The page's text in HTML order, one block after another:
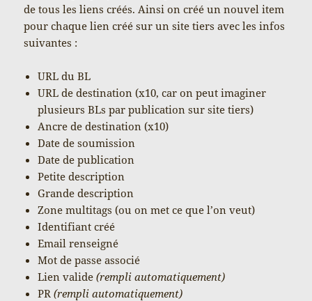
de tous les liens créés. Ainsi on créé un nouvel item
pour chaque lien créé sur un site tiers avec les infos
suivantes :
URL du BL
URL de destination (x10, car on peut imaginer
plusieurs BLs par publication sur site tiers)
Ancre de destination (x10)
Date de soumission
Date de publication
Petite description
Grande description
Zone multitags (ou on met ce que l’on veut)
Identifiant créé
Email renseigné
Mot de passe associé
Lien valide (rempli automatiquement)
PR(rempli automatiquement)